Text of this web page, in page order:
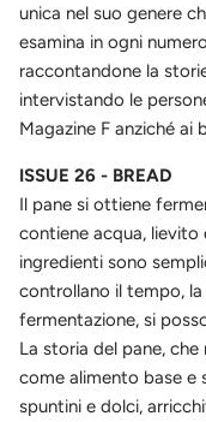
unica nel suo genere
esamina in ogni
raccontandone la
intervistando le
Magazine F anziché ai
ISSUE 26 - BREAD
Il pane si ottiene
contiene acqua, lievito
ingredienti sono
controllano il tempo,
fermentazione, si
La storia del pane,
come alimento base e
spuntini e dolci,